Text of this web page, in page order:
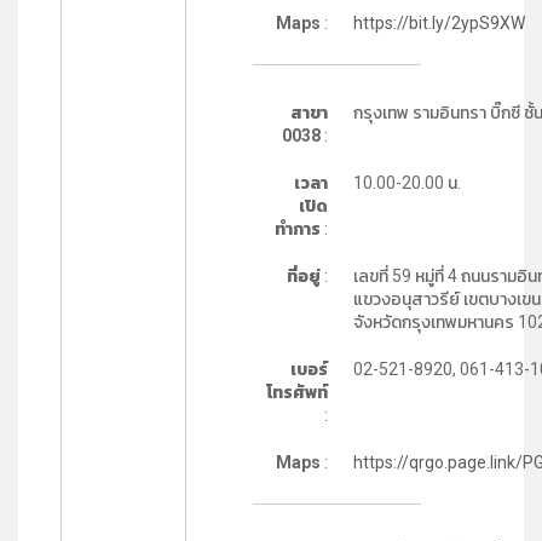
Maps : https://bit.ly/2ypS9XW
สาขา
0038:
กรุงเทพ รามอินทรา บิ๊กซี ชั้
เวลา
เปิด
ทำการ :
10.00-20.00 น.
ที่อยู่:
เลขที่ 59 หมู่ที่ 4 ถนนรามอิน
แขวงอนุสาวรีย์ เขตบางเขน
จังหวัดกรุงเทพมหานคร
เบอร์
โทรศัพท์
:
02-521-8920, 061-413-
Maps : https://qrgo.page.link/